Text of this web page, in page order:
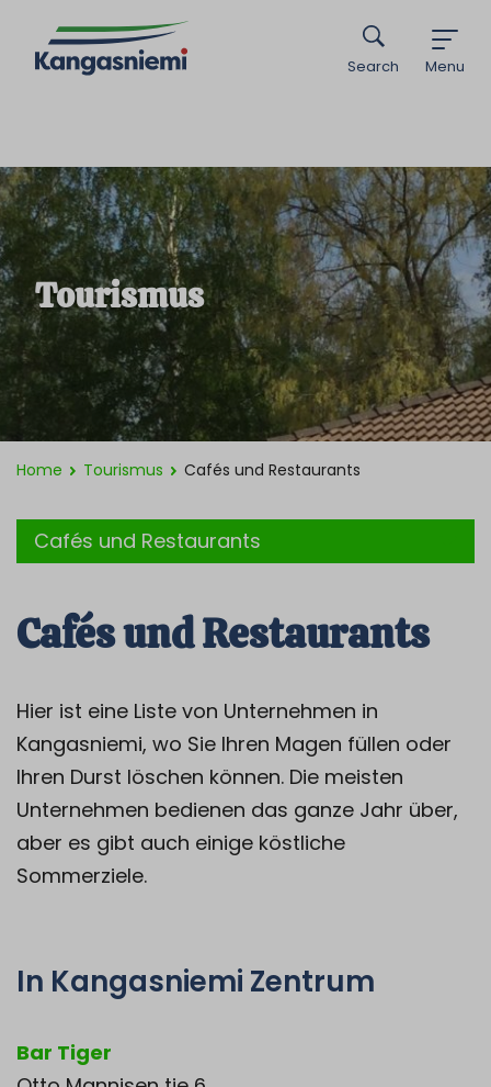
Menu
Search
Tourismus
Home Tourismus Cafés und Restaurants
Cafés und Restaurants
Cafés und Restaurants
Hier ist eine Liste von Unternehmen in
Kangasniemi, wo Sie Ihren Magen füllen oder
Ihren Durst löschen können. Die meisten
Unternehmen bedienen das ganze Jahr über,
aber es gibt auch einige köstliche
Sommerziele.
In Kangasniemi Zentrum
Bar Tiger